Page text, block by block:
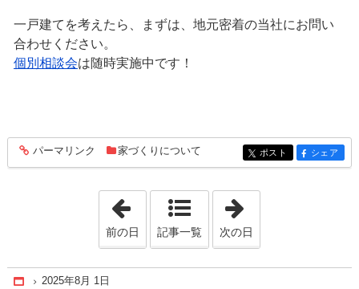
一戸建てを考えたら、まずは、地元密着の当社にお問い
合わせください。
個別相談会は随時実施中です！
entry273
パーマリンク 家づくりについて entry273
ポスト entry273
シェア
「2025年7月25日」
前の日 記事一覧 次の日
Home
2025年8月 1日